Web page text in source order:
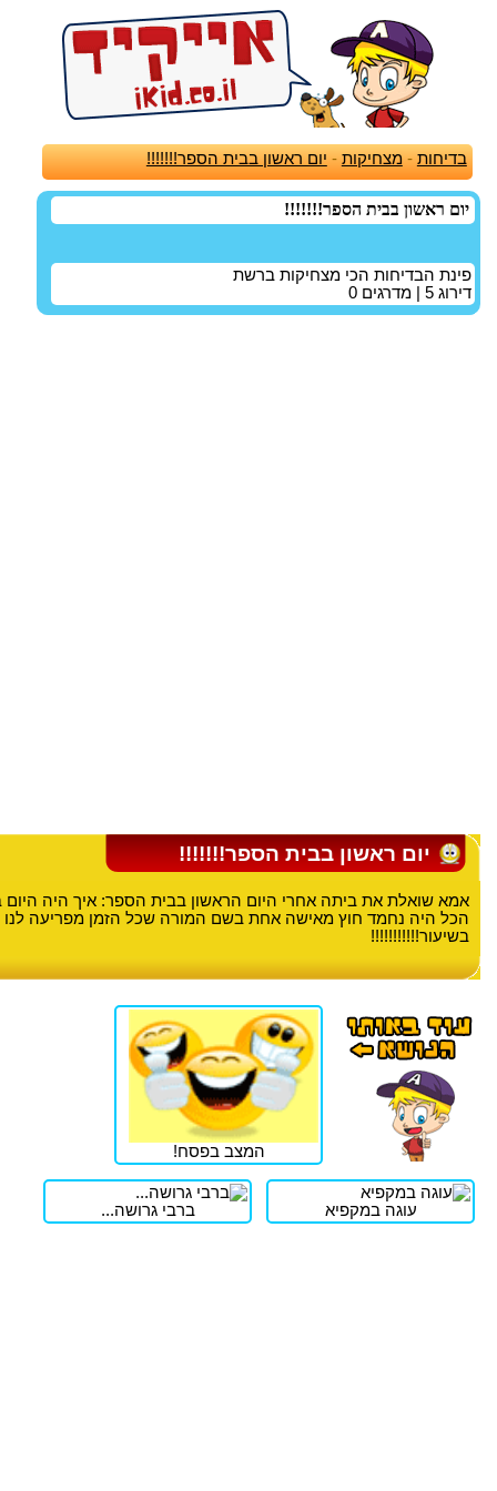
בדיחות -מצחיקות - יום ראשון בבית הספר!!!!!!!
יום ראשון בבית הספר!!!!!!!
פינת הבדיחות הכי מצחיקות ברשת
דירוג 5 | מדרגים 0
יום ראשון בבית הספר!!!!!!!
אמא שואלת את ביתה אחרי היום הראשון בבית הספר: איך היה
הכל היה נחמד חוץ מאישה אחת בשם המורה שכל הזמן מפריעה לנו
בשיעור!!!!!!!!!!!
המצב בפסח!
עוגה במקפיא ברבי גרושה...